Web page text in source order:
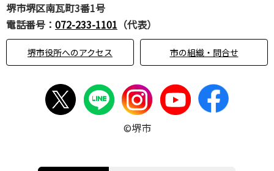
堺市堺区南瓦町3番1号
電話番号： 072-233-1101 （代表）
堺市役所へのアクセス 市の組織・問合せ
©堺市